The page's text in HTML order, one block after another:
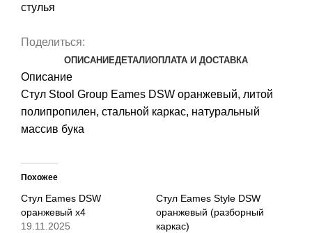
стулья
Поделиться:
ОПИСАНИЕДЕТАЛИОПЛАТА И ДОСТАВКА
Описание
Стул Stool Group Eames DSW оранжевый, литой
полипропилен, стальной каркас, натуральный
массив бука
Похожее
Стул Eames DSW
оранжевый x4
19.11.2025
Стул Eames Style DSW
оранжевый (разборный
каркас)